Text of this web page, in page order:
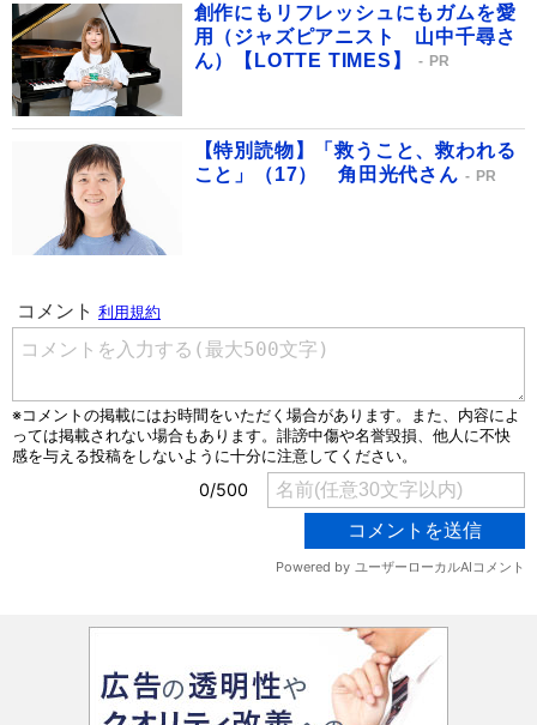
創作にもリフレッシュにもガムを愛
用（ジャズピアニスト 山中千尋さ
ん）【LOTTE TIMES】
PR
【特別読物】「救うこと、救われる
こと」（17） 角田光代さん
PR